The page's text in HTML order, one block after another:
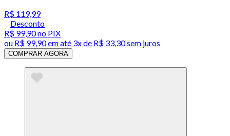
R$ 119,99
Desconto
R$ 99,90no PIX
ou R$ 99,90em até 3x de R$ 33,30 sem juros
COMPRAR AGORA